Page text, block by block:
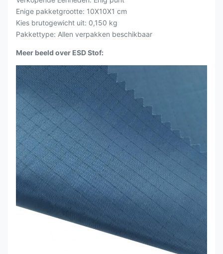
Enige pakketgrootte: 10X10X1 cm
Kies brutogewicht uit: 0,150 kg
Pakkettype: Allen verpakken beschikbaar
Meer beeld over ESD Stof: